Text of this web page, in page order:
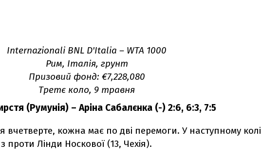
Internazionali BNL D'Italia – WTA 1000
Рим, Італія, грунт
Призовий фонд: €7,228,080
Третє коло, 9 травня
(Румунія) – Аріна Сабалєнка (-) 2:6, 6:3, 7:5
вчетверте, кожна має по дві перемоги. У наступному колі
проти Лінди Носкової (13, Чехія).